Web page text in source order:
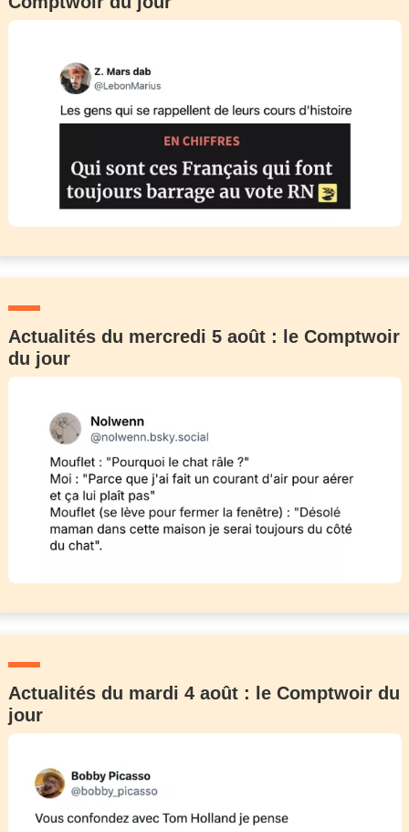
Actualités du mercredi 5 août : le Comptwoir
du jour
Actualités du mardi 4 août : le Comptwoir du
jour